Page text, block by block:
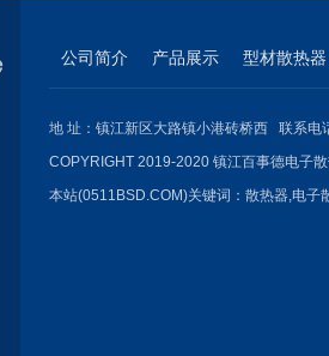
公司简介 产品展示 型材散热器
地 址：镇江新区大路镇小港砖桥西 联系
COPYRIGHT 2019-2020 镇江百事德电子
本站(0511BSD.COM)关键词： 散热器,电子